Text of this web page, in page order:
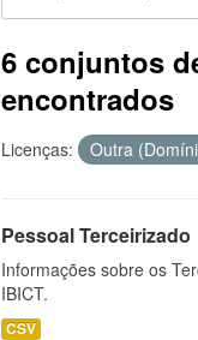
6 conjuntos
encontrados
Licenças: Outra
Pessoal Terceirizado
Informações sobre os
IBICT.
CSV